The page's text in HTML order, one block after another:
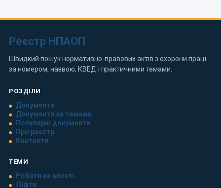
Реєстр НПАОП
Швидкий пошук нормативно-правових актів з охорони праці
за номером, назвою, КВЕД і практичними темами.
РОЗДІЛИ
Документи
Документи за темами
Популярні документи
Про реєстр
Контакти
ТЕМИ
Роботи на висоті
Ліфти